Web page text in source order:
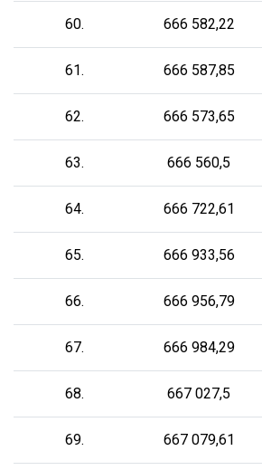
60. 666 582,22
61. 666 587,85
62. 666 573,65
63. 666 560,5
64. 666 722,61
65. 666 933,56
66. 666 956,79
67. 666 984,29
68. 667 027,5
69. 667 079,61